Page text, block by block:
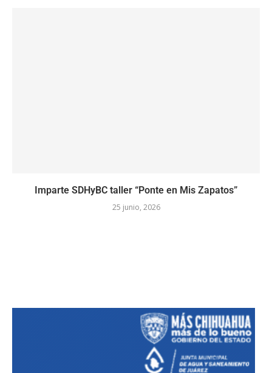
Imparte SDHyBC taller “Ponte en Mis Zapatos”
25 junio, 2026